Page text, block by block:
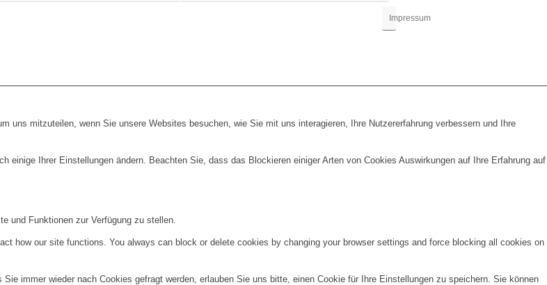
Impressum
uns mitzuteilen, wenn Sie unsere Websites besuchen, wie Sie mit uns interagieren, Ihre Nutzererfahrung verbessern und Ihre
einige Ihrer Einstellungen ändern. Beachten Sie, dass das Blockieren einiger Arten von Cookies Auswirkungen auf Ihre Erfahrung auf
und Funktionen zur Verfügung zu stellen.
how our site functions. You always can block or delete cookies by changing your browser settings and force blocking all cookies on
immer wieder nach Cookies gefragt werden, erlauben Sie uns bitte, einen Cookie für Ihre Einstellungen zu speichern. Sie können